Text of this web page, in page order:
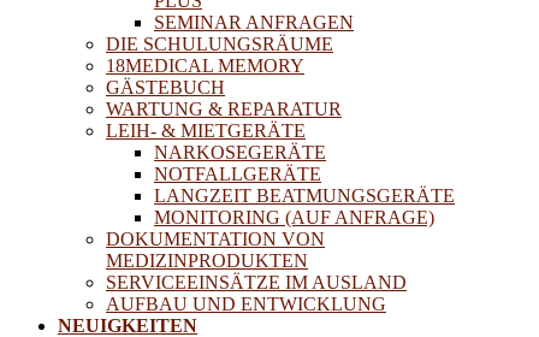
SEMINAR ANFRAGEN
DIE SCHULUNGSRÄUME
18MEDICAL MEMORY
GÄSTEBUCH
WARTUNG & REPARATUR
LEIH- & MIETGERÄTE
NARKOSEGERÄTE
NOTFALLGERÄTE
LANGZEIT BEATMUNGSGERÄTE
MONITORING (AUF ANFRAGE)
DOKUMENTATION VON
MEDIZINPRODUKTEN
SERVICEEINSÄTZE IM AUSLAND
AUFBAU UND ENTWICKLUNG
NEUIGKEITEN